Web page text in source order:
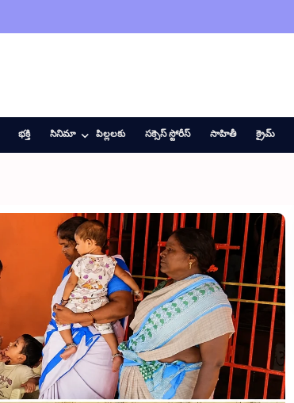
భక్తి సినిమా పిల్లలకు సక్సెస్ స్టోరీస్ సాహితీ క్రైమ్